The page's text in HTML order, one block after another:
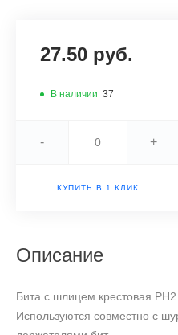
27.50 руб.
В наличии 37
- +
КУПИТЬ В 1 КЛИК
Описание
Бита с шлицем крестовая
Используются совместно с